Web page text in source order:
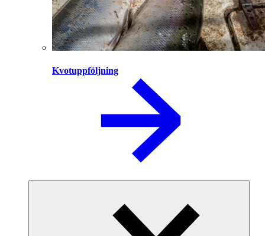
Kvotuppföljning